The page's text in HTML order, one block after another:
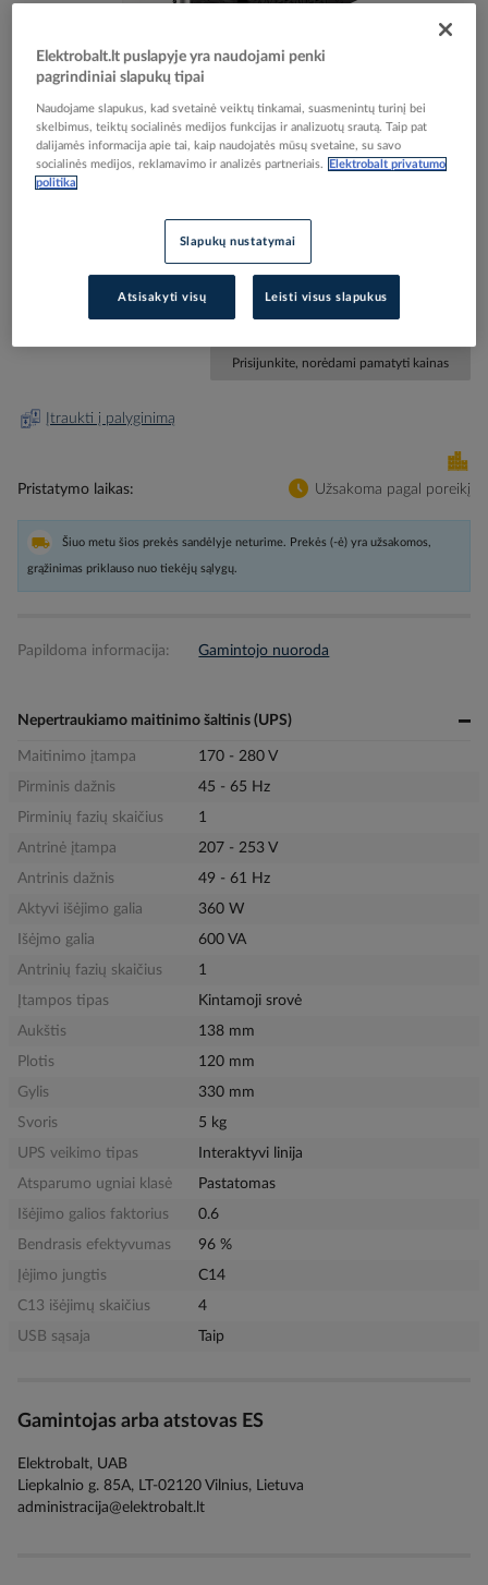
Skip
the
beginning
Reali prekė gali skirtis nuo pavaizduotos nuotraukoje
Nepertraukiamo maitinimo šaltinis UPS 1F
600VA/360W KEOR SP - LEGRAND
Elektrobalt prekės kodas
3414971231979
Prisijunkite, norėdami pamatyti kainas
Įtraukti į palyginimą
Pristatymo laikas Užsakoma pagal poreikį
Šiuo metu šios prekės sandėlyje neturime. Prekės (-ė) yra užsakomos,
grąžinimas priklauso nuo tiekėjų sąlygų.
Papildoma informacija: Gamintojo nuoroda
Nepertraukiamo maitinimo šaltinis (UPS)
Maitinimo įtampa
170 - 280 V
Pirminis dažnis
45 - 65 Hz
Pirminių fazių skaičius
1
Antrinė įtampa
207 - 253 V
Antrinis dažnis
49 - 61 Hz
Aktyvi išėjimo galia
360 W
Išėjmo galia
600 VA
Antrinių fazių skaičius
1
Įtampos tipas
Kintamoji srovė
Aukštis
138 mm
Plotis
120 mm
Gylis
330 mm
Svoris
5 kg
UPS veikimo tipas
Interaktyvi linija
Atsparumo ugniai klasė
Pastatomas
Išėjimo galios faktorius
0.6
Bendrasis efektyvumas
96 %
Įėjimo jungtis
C14
C13 išėjimų skaičius
4
USB sąsaja
Taip
Gamintojas arba atstovas ES
Elektrobalt, UAB
Liepkalnio g. 85A, LT-02120 Vilnius, Lietuva
administracija@elektrobalt.lt
Elektrobalt.lt puslapyje yra naudojami penki
pagrindiniai slapukų tipai
Naudojame slapukus, kad svetainė veiktų tinkamai, suasmenintų turinį bei
skelbimus, teiktų socialinės medijos funkcijas ir analizuotų srautą. Taip pat
dalijamės informacija apie tai, kaip naudojatės mūsų svetaine, su savo
socialinės medijos, reklamavimo ir analizės partneriais.
Elektrobalt privatumo
politika
Slapukų nustatymai
Atsisakyti visų Leisti visus slapukus